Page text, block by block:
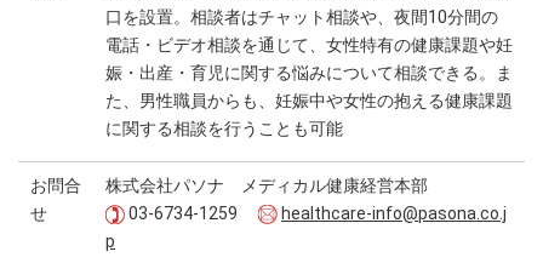
口を設置。相談者はチャット相談や、夜間10分間の
電話・ビデオ相談を通じて、女性特有の健康課題や妊
娠・出産・育児に関する悩みについて相談できる。ま
た、男性職員からも、妊娠中や女性の抱える健康課題
に関する相談を行うことも可能
お問合
せ
株式会社パソナ メディカル健康経営本部
03-6734-1259
healthcare-info@pasona.co.j
p